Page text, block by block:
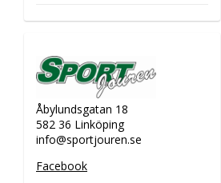
Åbylundsgatan 18
582 36 Linköping
info@sportjouren.se
Facebook